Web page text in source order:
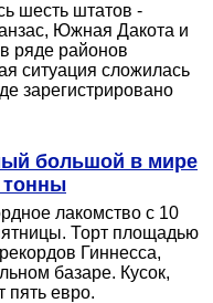
шесть штатов -
Южная Дакота и
ряде районов
ситуация сложилась
зарегистрировано
большой в мире
тонны
лакомство с 10
Торт площадью
Гиннесса,
базаре. Кусок,
пять евро.